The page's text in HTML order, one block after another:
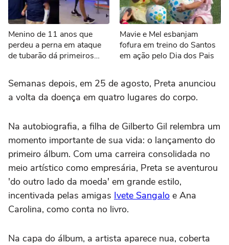
Menino de 11 anos que
perdeu a perna em ataque
de tubarão dá primeiros
Mavie e Mel esbanjam
fofura em treino do Santos
em ação pelo Dia dos Pais
Semanas depois, em 25 de agosto, Preta anunciou
a volta da doença em quatro lugares do corpo.
Na autobiografia, a filha de Gilberto Gil relembra um
momento importante de sua vida: o lançamento do
primeiro álbum. Com uma carreira consolidada no
meio artístico como empresária, Preta se aventurou
'do outro lado da moeda' em grande estilo,
incentivada pelas amigas Ivete Sangalo e Ana
Carolina, como conta no livro.
Na capa do álbum, a artista aparece nua, coberta